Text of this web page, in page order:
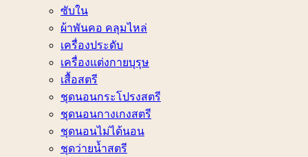
ซับใน
ผ้าพันคอ คลุมไหล่
เครื่องประดับ
เครื่องแต่งกายบุรุษ
เสื้อสตรี
ชุดนอนกระโปรงสตรี
ชุดนอนกางเกงสตรี
ชุดนอนไม่ได้นอน
ชุดว่ายน้ำสตรี